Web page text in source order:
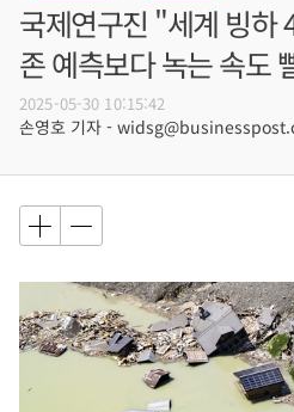
국제연구진 "세계 빙하
존 예측보다 녹는 속도
2025-05-30 10:15:42
손영호 기자 -